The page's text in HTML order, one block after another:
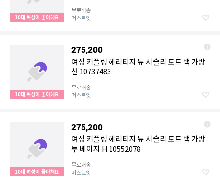
10대 여성이 좋아해요
무료배송
머스트잇
10대 여성이 좋아해요
275,200
여성 키플링 헤리티지 뉴 시슬리 토트 백 가방
선 10737483
무료배송
머스트잇
10대 여성이 좋아해요
275,200
여성 키플링 헤리티지 뉴 시슬리 토트 백 가방
투 베이지 H 10552078
무료배송
머스트잇